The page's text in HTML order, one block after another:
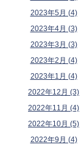
2023年5月 (4)
2023年4月 (3)
2023年3月 (3)
2023年2月 (4)
2023年1月 (4)
2022年12月 (3)
2022年11月 (4)
2022年10月 (5)
2022年9月 (4)